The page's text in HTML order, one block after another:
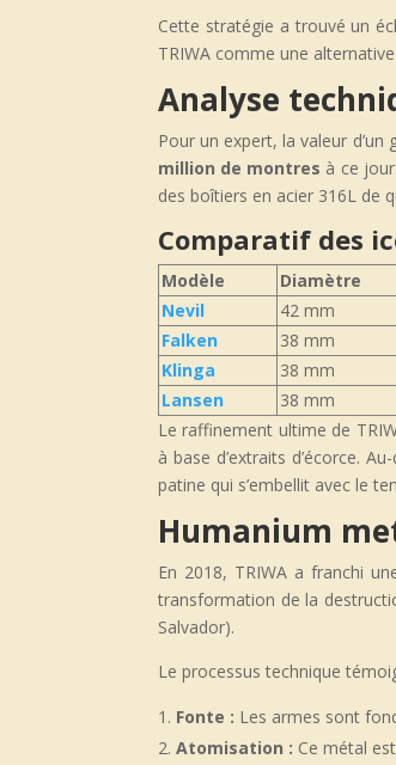
Cette stratégie a trouvé un
TRIWA comme une
Analyse
Pour un expert, la valeur
million de montres à ce
des boîtiers en acier 316L de
Comparatif des
Modèle Diamètre
Nevil
42 mm
Falken
38 mm
Klinga
38 mm
Lansen
38 mm
Le raffinement ultime de
à base d’extraits d’écorce.
patine qui s’embellit avec le
Humanium
En 2018, TRIWA a franchi
transformation de la
Salvador).
Le processus technique
Fonte : Les armes sont
Atomisation : Ce métal